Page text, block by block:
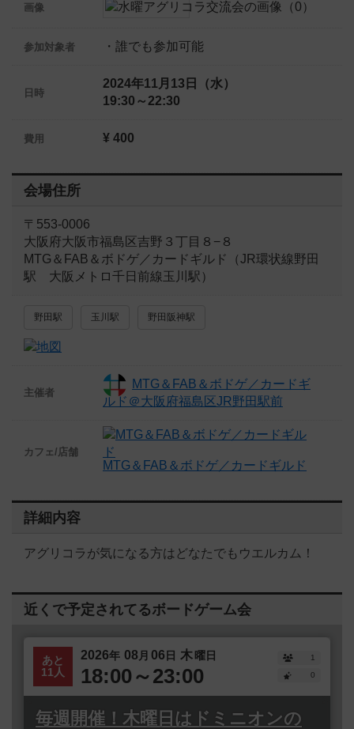
画像
参加対象者 ・誰でも参加可能
日時
2024年11月13日（水）
19:30～22:30
費用 ¥ 400
会場住所
〒553-0006
大阪府大阪市福島区吉野３丁目８−８
MTG＆FAB＆ボドゲ／カードギルド（JR環状線野田
駅 大阪メトロ千日前線玉川駅）
野田駅 玉川駅 野田阪神駅
主催者
MTG＆FAB＆ボドゲ／カードギ
ルド＠大阪府福島区JR野田駅前
カフェ/店舗
MTG＆FAB＆ボドゲ／カードギルド
詳細内容
アグリコラが気になる方はどなたでもウエルカム！
近くで予定されてるボードゲーム会
あと
11人
2026年 08 月 06日 木曜日
18:00～23:00
1
0
毎週開催！木曜日はドミニオンの